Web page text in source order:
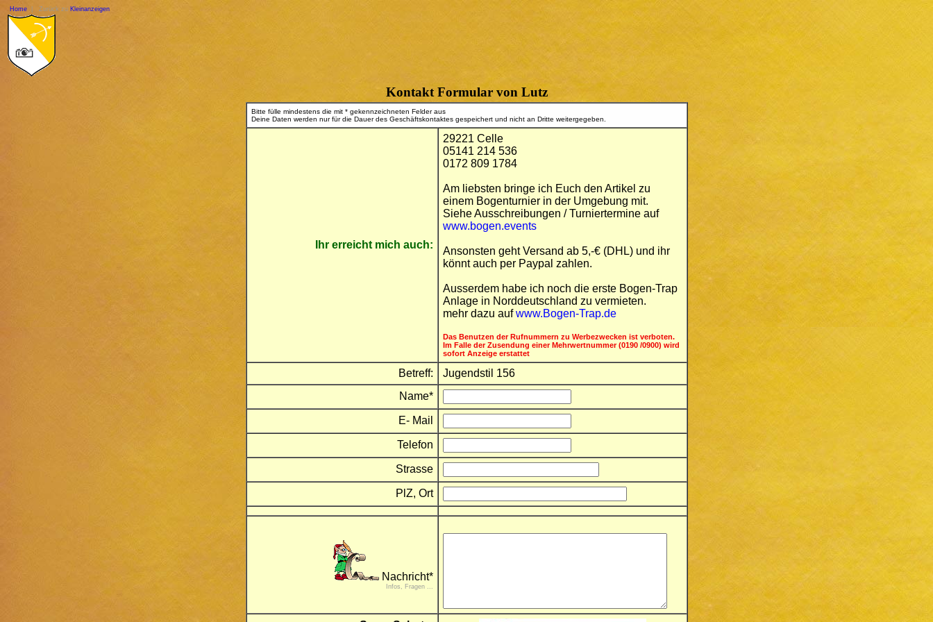
Home | Zurück zu Kleinanzeigen
Kontakt Formular von Lutz
Bitte fülle mindestens die mit * gekennzeichneten Felder aus
Deine Daten werden nur für die Dauer des Geschäftskontaktes gespeichert und nicht an Dritte weitergegeben.
Ihr erreicht mich auch:
29221 Celle
05141 214 536
0172 809 1784
Am liebsten bringe ich Euch den Artikel zu
einem Bogenturnier in der Umgebung mit.
Siehe Ausschreibungen / Turniertermine auf
www.bogen.events
Ansonsten geht Versand ab 5,-€ (DHL) und ihr
könnt auch per Paypal zahlen.
Ausserdem habe ich noch die erste Bogen-Trap
Anlage in Norddeutschland zu vermieten.
mehr dazu aufwww.Bogen-Trap.de
Das Benutzen der Rufnummern zu Werbezwecken ist verboten.
Im Falle der Zusendung einer Mehrwertnummer (0190 /0900) wird
sofort Anzeige erstattet
Betreff:
Jugendstil 156
Name*
E- Mail
Telefon
Strasse
PlZ, Ort
Nachricht*
Infos, Fragen ...